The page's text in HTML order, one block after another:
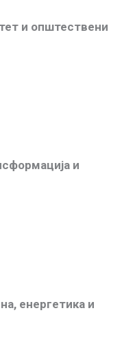
и општествени
и
енергетика и